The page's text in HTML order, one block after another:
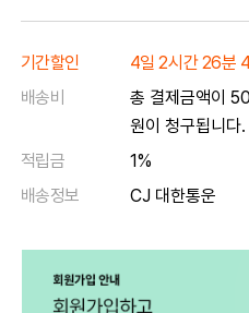
기간할인
4일 2시간 26분
배송비
총 결제금액이
원이 청구됩니다.
적립금
1%
배송정보
CJ 대한통운